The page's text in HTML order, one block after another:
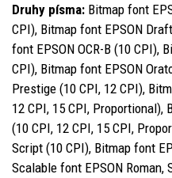
Druhy písma: Bitmap font
CPI), Bitmap font EPSON
font EPSON OCR-B (10 CPI),
CPI), Bitmap font EPSON
Prestige (10 CPI, 12 CPI),
12 CPI, 15 CPI, Proportional),
(10 CPI, 12 CPI, 15 CPI,
Script (10 CPI), Bitmap font
Scalable font EPSON Roman,